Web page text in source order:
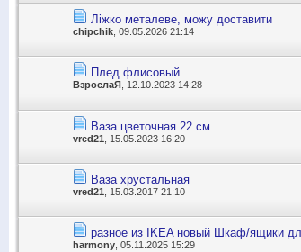
Ліжко металеве, можу доставити
chipchik , 09.05.2026 21:14
Плед флисовый
ВзрослаЯ , 12.10.2023 14:28
Ваза цветочная 22 см.
vred21 , 15.05.2023 16:20
Ваза хрустальная
vred21 , 15.03.2017 21:10
разное из IKEA новый Шкаф/ящики
harmony, 05.11.2025 15:29